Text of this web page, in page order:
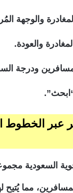
والوجهة
والعودة.
ودرجة
عبر الخطوط
السعودية
مما يُتيح